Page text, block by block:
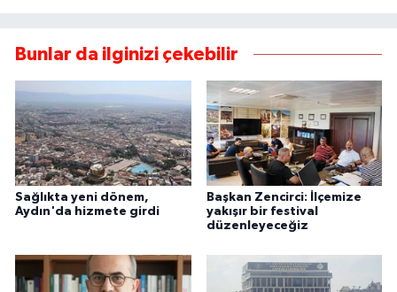
Bunlar da ilginizi çekebilir
Sağlıkta yeni dönem,
Aydın'da hizmete girdi
Başkan Zencirci: İlçemize
yakışır bir festival
düzenleyeceğiz